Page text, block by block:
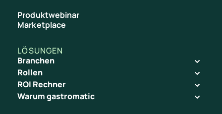
Produktwebinar
Marketplace
LÖSUNGEN
Branchen
Rollen
ROI Rechner
Warum gastromatic